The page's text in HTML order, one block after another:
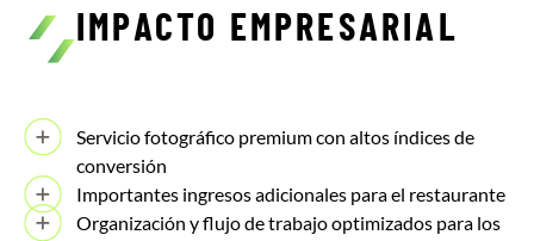
IMPACTO EMPRESARIAL
Servicio fotográfico premium con altos índices de
conversión
Importantes ingresos adicionales para el restaurante
Organización y flujo de trabajo optimizados para los